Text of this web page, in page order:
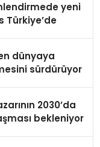
yeni
Türkiye’de
dünyaya
sürdürüyor
2030’da
bekleniyor